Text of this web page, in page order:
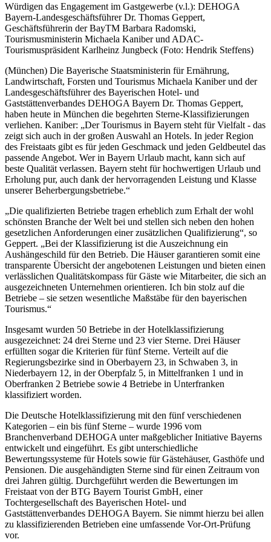
Würdigen das Engagement im Gastgewerbe (v.l.): DEHOGA
Bayern-Landesgeschäftsführer Dr. Thomas Geppert,
Geschäftsführerin der BayTM Barbara Radomski,
Tourismusministerin Michaela Kaniber und ADAC-
Tourismuspräsident Karlheinz Jungbeck (Foto: Hendrik Steffens)
(München) Die Bayerische Staatsministerin für Ernährung,
Landwirtschaft, Forsten und Tourismus Michaela Kaniber und der
Landesgeschäftsführer des Bayerischen Hotel- und
Gaststättenverbandes DEHOGA Bayern Dr. Thomas Geppert,
haben heute in München die begehrten Sterne-Klassifizierungen
verliehen. Kaniber: „Der Tourismus in Bayern steht für Vielfalt - das
zeigt sich auch in der großen Auswahl an Hotels. In jeder Region
des Freistaats gibt es für jeden Geschmack und jeden Geldbeutel das
passende Angebot. Wer in Bayern Urlaub macht, kann sich auf
beste Qualität verlassen. Bayern steht für hochwertigen Urlaub und
Erholung pur, auch dank der hervorragenden Leistung und Klasse
unserer Beherbergungsbetriebe.“
„Die qualifizierten Betriebe tragen erheblich zum Erhalt der wohl
schönsten Branche der Welt bei und stellen sich neben den hohen
gesetzlichen Anforderungen einer zusätzlichen Qualifizierung“, so
Geppert. „Bei der Klassifizierung ist die Auszeichnung ein
Aushängeschild für den Betrieb. Die Häuser garantieren somit eine
transparente Übersicht der angebotenen Leistungen und bieten einen
verlässlichen Qualitätskompass für Gäste wie Mitarbeiter, die sich an
ausgezeichneten Unternehmen orientieren. Ich bin stolz auf die
Betriebe – sie setzen wesentliche Maßstäbe für den bayerischen
Tourismus.“
Insgesamt wurden 50 Betriebe in der Hotelklassifizierung
ausgezeichnet: 24 drei Sterne und 23 vier Sterne. Drei Häuser
erfüllten sogar die Kriterien für fünf Sterne. Verteilt auf die
Regierungsbezirke sind in Oberbayern 23, in Schwaben 3, in
Niederbayern 12, in der Oberpfalz 5, in Mittelfranken 1 und in
Oberfranken 2 Betriebe sowie 4 Betriebe in Unterfranken
klassifiziert worden.
Die Deutsche Hotelklassifizierung mit den fünf verschiedenen
Kategorien – ein bis fünf Sterne – wurde 1996 vom
Branchenverband DEHOGA unter maßgeblicher Initiative Bayerns
entwickelt und eingeführt. Es gibt unterschiedliche
Bewertungssysteme für Hotels sowie für Gästehäuser, Gasthöfe und
Pensionen. Die ausgehändigten Sterne sind für einen Zeitraum von
drei Jahren gültig. Durchgeführt werden die Bewertungen im
Freistaat von der BTG Bayern Tourist GmbH, einer
Tochtergesellschaft des Bayerischen Hotel- und
Gaststättenverbandes DEHOGA Bayern. Sie nimmt hierzu bei allen
zu klassifizierenden Betrieben eine umfassende Vor-Ort-Prüfung
vor.